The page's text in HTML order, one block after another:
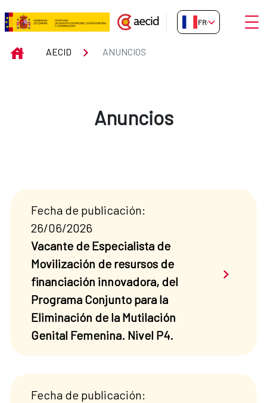
Saut au contenu principal
Anuncios
FR-FR
INICIOAECID ANUNCIOS
Anuncios
Fecha de publicación:
26/06/2026
Vacante de Especialista de
Movilización de resursos de
financiación innovadora, del
Programa Conjunto para la
Eliminación de la Mutilación
Genital Femenina. Nivel P4.
Saber
Fecha de publicación: